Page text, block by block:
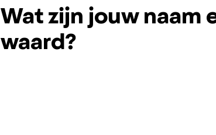
Wat zijn jouw naam
waard?